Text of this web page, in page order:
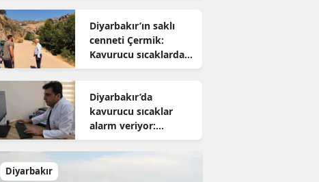
Diyarbakır’ın saklı
cenneti Çermik:
Kavurucu sıcaklardan
kaçanların yeni adresi
Diyarbakır’da
kavurucu sıcaklar
alarm veriyor:
Uzmanından hayati
uyarı
Diyarbakır